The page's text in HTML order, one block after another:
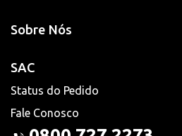
Sobre Nós
SAC
Status do Pedido
Fale Conosco